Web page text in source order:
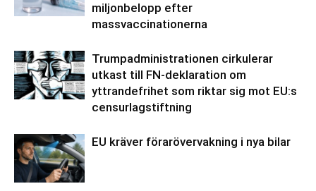
miljonbelopp efter
massvaccinationerna
Trumpadministrationen cirkulerar
utkast till FN-deklaration om
yttrandefrihet som riktar sig mot EU:s
censurlagstiftning
EU kräver förarövervakning i nya bilar